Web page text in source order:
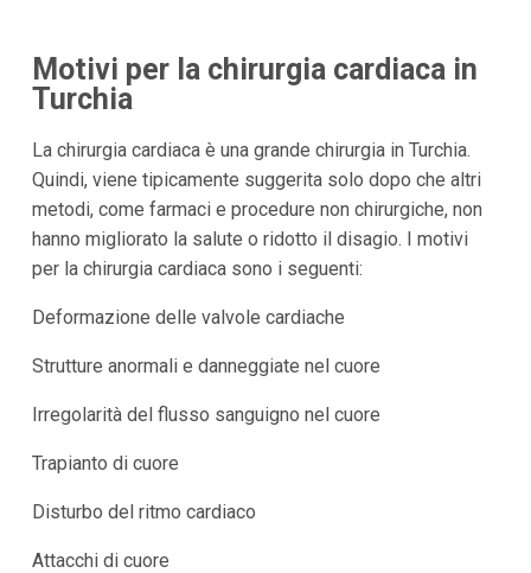
Motivi per la chirurgia cardiaca in
Turchia
La chirurgia cardiaca è una grande chirurgia in Turchia.
Quindi, viene tipicamente suggerita solo dopo che altri
metodi, come farmaci e procedure non chirurgiche, non
hanno migliorato la salute o ridotto il disagio. I motivi
per la chirurgia cardiaca sono i seguenti:
Deformazione delle valvole cardiache
Strutture anormali e danneggiate nel cuore
Irregolarità del flusso sanguigno nel cuore
Trapianto di cuore
Disturbo del ritmo cardiaco
Attacchi di cuore